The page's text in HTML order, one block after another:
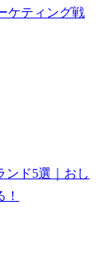
ケティング戦
ンド5選｜おし